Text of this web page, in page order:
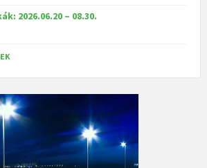
2026.06.20 – 08.30.